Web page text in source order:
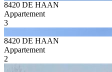
8420 DE HAAN
Appartement
3
8420 DE HAAN
Appartement
2